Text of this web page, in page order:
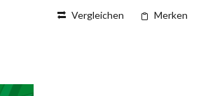
Vergleichen Merken